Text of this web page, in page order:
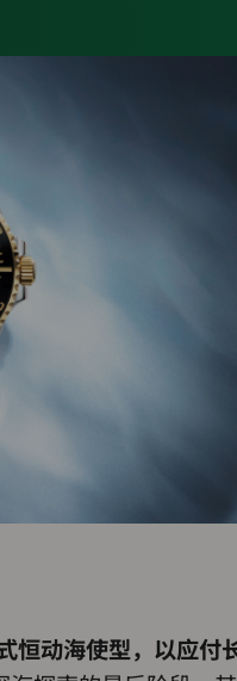
恒动海使型，以应付